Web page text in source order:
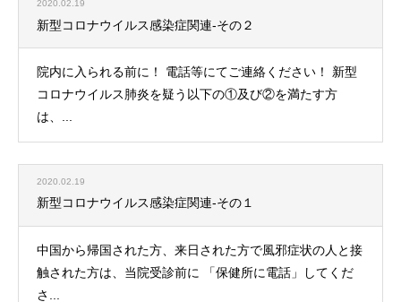
2020.02.19
新型コロナウイルス感染症関連-その２
院内に入られる前に！ 電話等にてご連絡ください！ 新型
コロナウイルス肺炎を疑う以下の①及び②を満たす方
は、...
2020.02.19
新型コロナウイルス感染症関連-その１
中国から帰国された方、来日された方で風邪症状の人と接
触された方は、当院受診前に 「保健所に電話」してくだ
さ...